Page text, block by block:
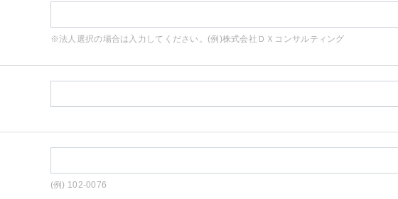
※法人選択の場合は入力してください。(例)株式会社ＤＸコンサルティング
(例) 102-0076